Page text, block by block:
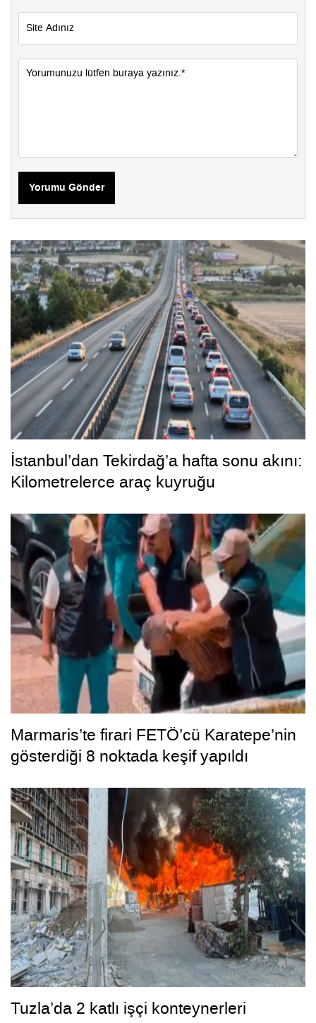
Yorumu Gönder
İstanbul’dan Tekirdağ’a hafta sonu akını:
Kilometrelerce araç kuyruğu
Marmaris’te firari FETÖ’cü Karatepe’nin
gösterdiği 8 noktada keşif yapıldı
Tuzla’da 2 katlı işçi konteynerleri